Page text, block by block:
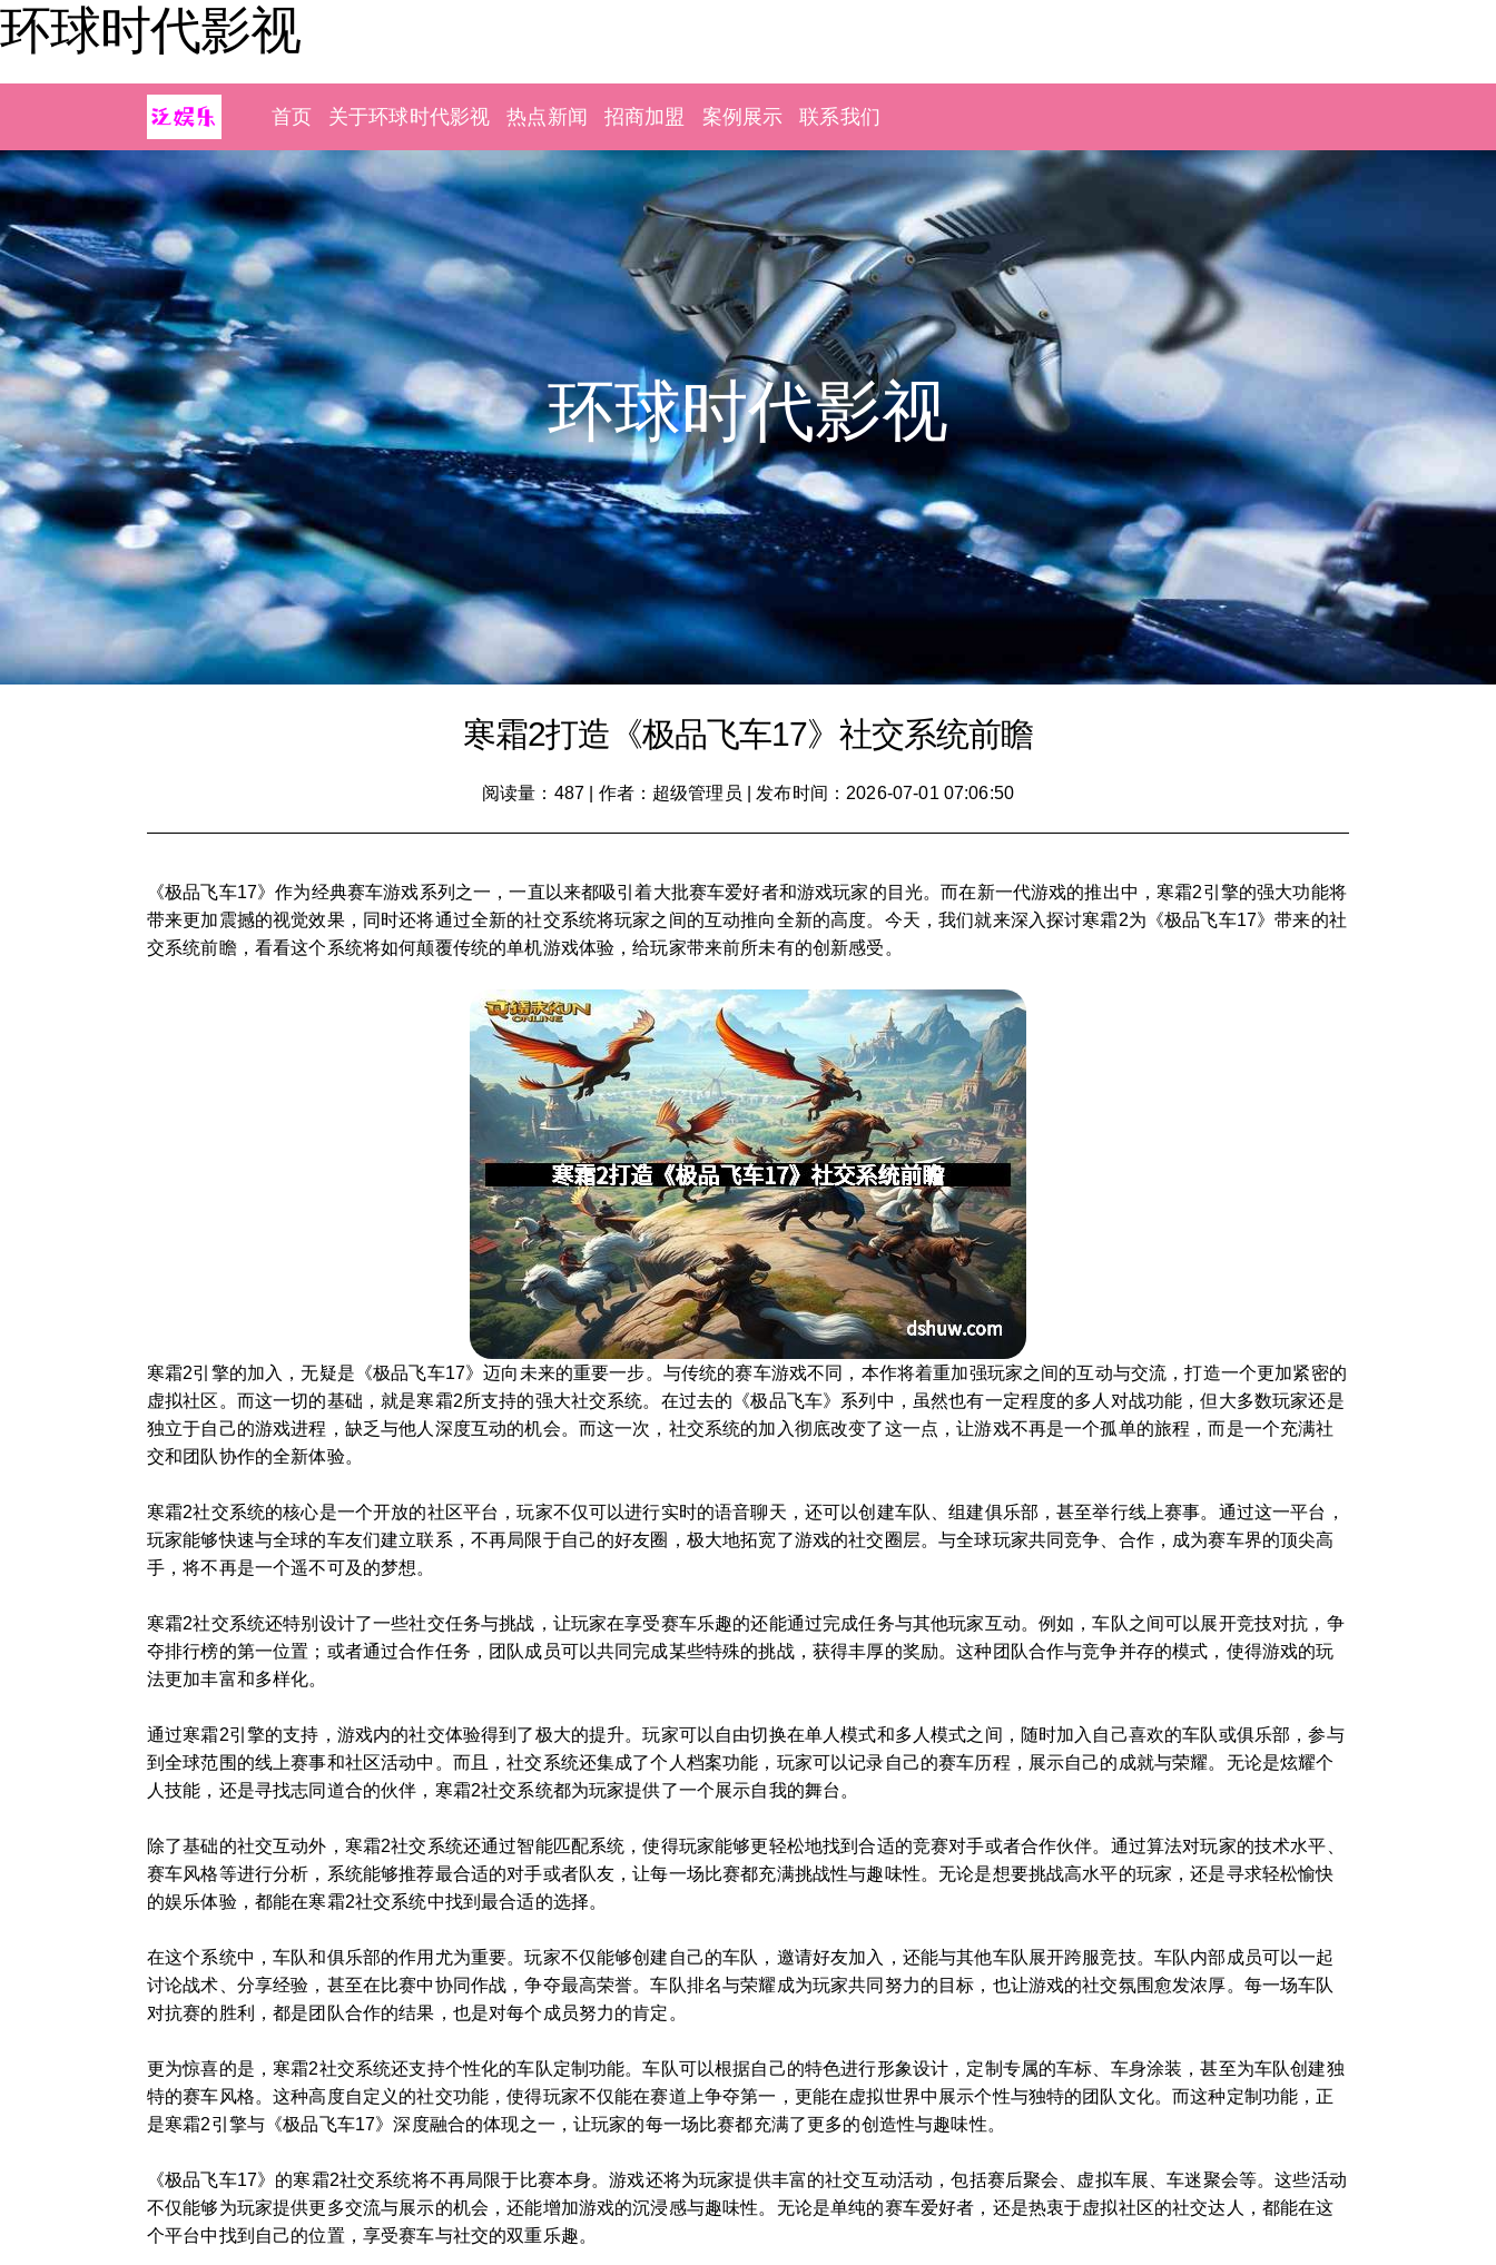
环球时代影视
首页 关于环球时代影视 热点新闻 招商加盟 案例展示 联系我们
环球时代影视
寒霜2打造《极品飞车17》社交系统前瞻
阅读量：487 作者：超级管理员 发布时间：2026-07-01 07:06:50
《极品飞车17》作为经典赛车游戏系列之一，一直以来都吸引着大批赛车爱好者和游戏玩家的目光。而在新一代游戏的推出中，寒霜2引擎的强大功能将
带来更加震撼的视觉效果，同时还将通过全新的社交系统将玩家之间的互动推向全新的高度。今天，我们就来深入探讨寒霜2为《极品飞车17》带来的社
交系统前瞻，看看这个系统将如何颠覆传统的单机游戏体验，给玩家带来前所未有的创新感受。
寒霜2引擎的加入，无疑是《极品飞车17》迈向未来的重要一步。与传统的赛车游戏不同，本作将着重加强玩家之间的互动与交流，打造一个更加紧密的
虚拟社区。而这一切的基础，就是寒霜2所支持的强大社交系统。在过去的《极品飞车》系列中，虽然也有一定程度的多人对战功能，但大多数玩家还是
独立于自己的游戏进程，缺乏与他人深度互动的机会。而这一次，社交系统的加入彻底改变了这一点，让游戏不再是一个孤单的旅程，而是一个充满社
交和团队协作的全新体验。
寒霜2社交系统的核心是一个开放的社区平台，玩家不仅可以进行实时的语音聊天，还可以创建车队、组建俱乐部，甚至举行线上赛事。通过这一平台，
玩家能够快速与全球的车友们建立联系，不再局限于自己的好友圈，极大地拓宽了游戏的社交圈层。与全球玩家共同竞争、合作，成为赛车界的顶尖高
手，将不再是一个遥不可及的梦想。
寒霜2社交系统还特别设计了一些社交任务与挑战，让玩家在享受赛车乐趣的还能通过完成任务与其他玩家互动。例如，车队之间可以展开竞技对抗，争
夺排行榜的第一位置；或者通过合作任务，团队成员可以共同完成某些特殊的挑战，获得丰厚的奖励。这种团队合作与竞争并存的模式，使得游戏的玩
法更加丰富和多样化。
通过寒霜2引擎的支持，游戏内的社交体验得到了极大的提升。玩家可以自由切换在单人模式和多人模式之间，随时加入自己喜欢的车队或俱乐部，参与
到全球范围的线上赛事和社区活动中。而且，社交系统还集成了个人档案功能，玩家可以记录自己的赛车历程，展示自己的成就与荣耀。无论是炫耀个
人技能，还是寻找志同道合的伙伴，寒霜2社交系统都为玩家提供了一个展示自我的舞台。
除了基础的社交互动外，寒霜2社交系统还通过智能匹配系统，使得玩家能够更轻松地找到合适的竞赛对手或者合作伙伴。通过算法对玩家的技术水平、
赛车风格等进行分析，系统能够推荐最合适的对手或者队友，让每一场比赛都充满挑战性与趣味性。无论是想要挑战高水平的玩家，还是寻求轻松愉快
的娱乐体验，都能在寒霜2社交系统中找到最合适的选择。
在这个系统中，车队和俱乐部的作用尤为重要。玩家不仅能够创建自己的车队，邀请好友加入，还能与其他车队展开跨服竞技。车队内部成员可以一起
讨论战术、分享经验，甚至在比赛中协同作战，争夺最高荣誉。车队排名与荣耀成为玩家共同努力的目标，也让游戏的社交氛围愈发浓厚。每一场车队
对抗赛的胜利，都是团队合作的结果，也是对每个成员努力的肯定。
更为惊喜的是，寒霜2社交系统还支持个性化的车队定制功能。车队可以根据自己的特色进行形象设计，定制专属的车标、车身涂装，甚至为车队创建独
特的赛车风格。这种高度自定义的社交功能，使得玩家不仅能在赛道上争夺第一，更能在虚拟世界中展示个性与独特的团队文化。而这种定制功能，正
是寒霜2引擎与《极品飞车17》深度融合的体现之一，让玩家的每一场比赛都充满了更多的创造性与趣味性。
《极品飞车17》的寒霜2社交系统将不再局限于比赛本身。游戏还将为玩家提供丰富的社交互动活动，包括赛后聚会、虚拟车展、车迷聚会等。这些活动
不仅能够为玩家提供更多交流与展示的机会，还能增加游戏的沉浸感与趣味性。无论是单纯的赛车爱好者，还是热衷于虚拟社区的社交达人，都能在这
个平台中找到自己的位置，享受赛车与社交的双重乐趣。